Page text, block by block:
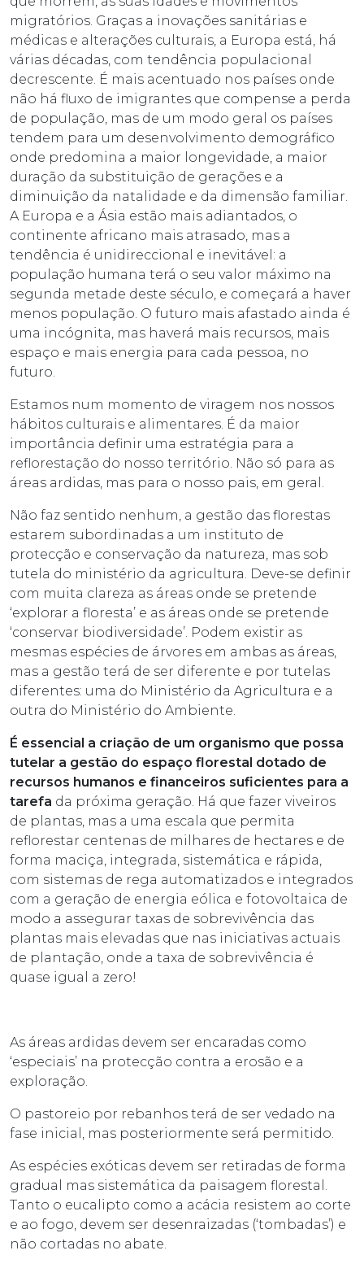
migratórios. Graças a inovações sanitárias e
médicas e alterações culturais, a Europa está, há
várias décadas, com tendência populacional
decrescente. É mais acentuado nos países onde
não há fluxo de imigrantes que compense a perda
de população, mas de um modo geral os países
tendem para um desenvolvimento demográfico
onde predomina a maior longevidade, a maior
duração da substituição de gerações e a
diminuição da natalidade e da dimensão familiar.
A Europa e a Ásia estão mais adiantados, o
continente africano mais atrasado, mas a
tendência é unidireccional e inevitável: a
população humana terá o seu valor máximo na
segunda metade deste século, e começará a haver
menos população. O futuro mais afastado ainda é
uma incógnita, mas haverá mais recursos, mais
espaço e mais energia para cada pessoa, no
futuro.
Estamos num momento de viragem nos nossos
hábitos culturais e alimentares. É da maior
importância definir uma estratégia para a
reflorestação do nosso território. Não só para as
áreas ardidas, mas para o nosso pais, em geral.
Não faz sentido nenhum, a gestão das florestas
estarem subordinadas a um instituto de
protecção e conservação da natureza, mas sob
tutela do ministério da agricultura. Deve-se definir
com muita clareza as áreas onde se pretende
‘explorar a floresta’ e as áreas onde se pretende
‘conservar biodiversidade’. Podem existir as
mesmas espécies de árvores em ambas as áreas,
mas a gestão terá de ser diferente e por tutelas
diferentes: uma do Ministério da Agricultura e a
outra do Ministério do Ambiente.
É essencial a criação de um organismo que possa
tutelar a gestão do espaço florestal dotado de
recursos humanos e financeiros suficientes para a
tarefa da próxima geração. Há que fazer viveiros
de plantas, mas a uma escala que permita
reflorestar centenas de milhares de hectares e de
forma maciça, integrada, sistemática e rápida,
com sistemas de rega automatizados e integrados
com a geração de energia eólica e fotovoltaica de
modo a assegurar taxas de sobrevivência das
plantas mais elevadas que nas iniciativas actuais
de plantação, onde a taxa de sobrevivência é
quase igual a zero!
As áreas ardidas devem ser encaradas como
‘especiais’ na protecção contra a erosão e a
exploração.
O pastoreio por rebanhos terá de ser vedado na
fase inicial, mas posteriormente será permitido.
As espécies exóticas devem ser retiradas de forma
gradual mas sistemática da paisagem florestal.
Tanto o eucalipto como a acácia resistem ao corte
e ao fogo, devem ser desenraizadas (‘tombadas’) e
não cortadas no abate.